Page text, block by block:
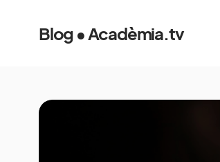
Blog • Acadèmia.tv